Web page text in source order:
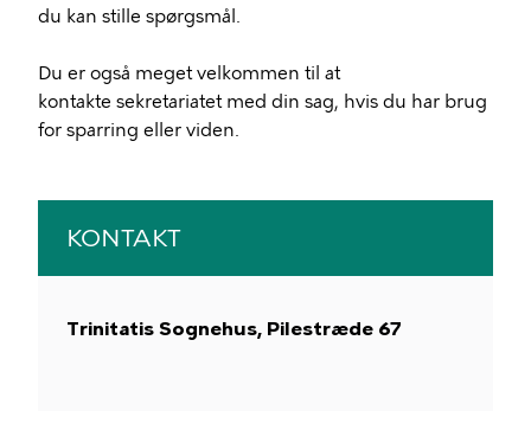
du kan stille spørgsmål.
Du er også meget velkommen til at
kontakte sekretariatet med din sag, hvis du har brug
for sparring eller viden.
KONTAKT
Trinitatis Sognehus, Pilestræde 67